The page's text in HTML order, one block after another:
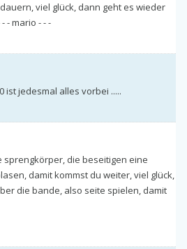
viel glück, dann geht es wieder
- mario - - -
ist jedesmal alles vorbei .....
sprengkörper, die beseitigen eine
damit kommst du weiter, viel glück,
die bande, also seite spielen, damit